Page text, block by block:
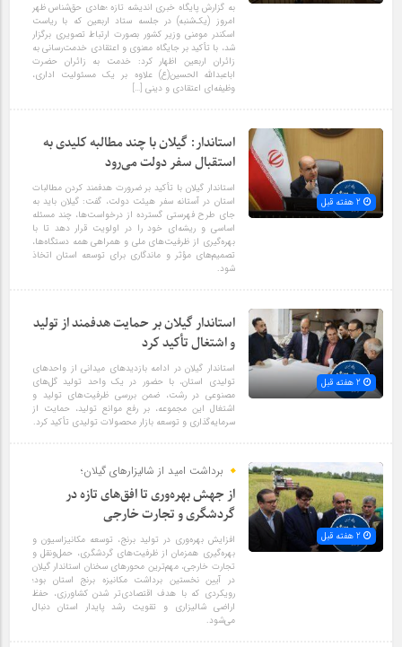
به گزارش پایگاه خبری اندیشه تازه ؛هادی حق‌شناس ظهر
امروز (یک‌شنبه) در جلسه ستاد اربعین که با ریاست
اسکندر مومنی وزیر کشور بصورت ارتباط تصویری برگزار
شد، با تأکید بر جایگاه معنوی و اعتقادی خدمت‌رسانی به
زائران اربعین اظهار کرد: خدمت به زائران حضرت
اباعبدالله الحسین(ع) علاوه بر یک مسئولیت اداری،
وظیفه‌ای اعتقادی و دینی […]
استاندار: گیلان با چند مطالبه کلیدی به
استقبال سفر دولت می‌رود
استاندار گیلان با تأکید بر ضرورت هدفمند کردن مطالبات
استان در آستانه سفر هیئت دولت، گفت: گیلان باید به
جای طرح فهرستی گسترده از درخواست‌ها، چند مسئله
اساسی و ریشه‌ای خود را در اولویت قرار دهد تا با
بهره‌گیری از ظرفیت‌های ملی و همراهی همه دستگاه‌ها،
تصمیم‌های مؤثر و ماندگاری برای توسعه استان اتخاذ
شود.
استاندار گیلان بر حمایت هدفمند از تولید
و اشتغال تأکید کرد
استاندار گیلان در ادامه بازدیدهای میدانی از واحدهای
تولیدی استان، با حضور در یک واحد تولید گل‌های
مصنوعی در رشت، ضمن بررسی ظرفیت‌های تولید و
اشتغال این مجموعه، بر رفع موانع تولید، حمایت از
سرمایه‌گذاری و توسعه بازار محصولات تولیدی تأکید کرد.
برداشت امید از شالیزارهای گیلان؛
از جهش بهره‌وری تا افق‌های تازه در
گردشگری و تجارت خارجی
افزایش بهره‌وری در تولید برنج، توسعه مکانیزاسیون و
بهره‌گیری همزمان از ظرفیت‌های گردشگری، حمل‌ونقل و
تجارت خارجی، مهم‌ترین محورهای سخنان استاندار گیلان
در آیین نخستین برداشت مکانیزه برنج استان بود؛
رویکردی که با هدف اقتصادی‌تر شدن کشاورزی، حفظ
اراضی شالیزاری و تقویت رشد پایدار استان دنبال
می‌شود.